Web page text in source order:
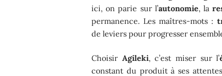
ici, on parie sur l’autonomie, la
permanence. Les maîtres-mots :
de leviers pour progresser
Choisir Agileki, c’est miser sur l’
constant du produit à ses